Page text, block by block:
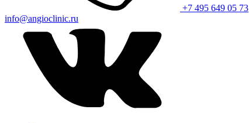
+7 495 649 05 73
info@angioclinic.ru